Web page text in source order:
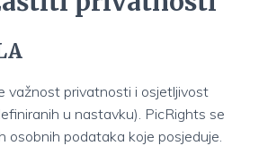
važnost privatnosti i osjetljivost
u nastavku). PicRights se
osobnih podataka koje posjeduje.